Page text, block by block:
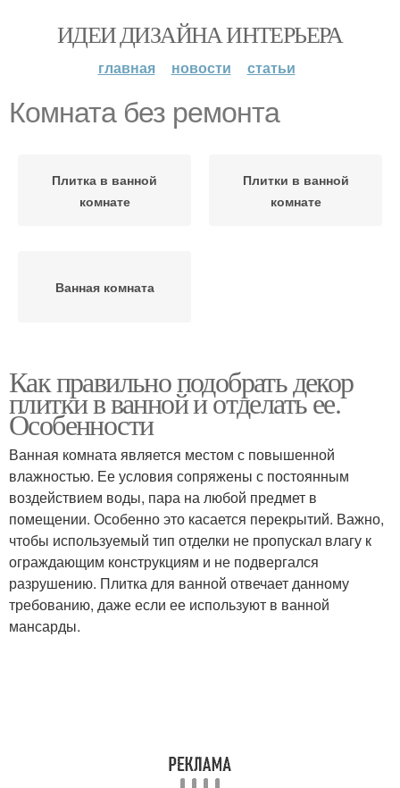
ИДЕИ ДИЗАЙНА ИНТЕРЬЕРА
главная новости статьи
Комната без ремонта
Плитка в ванной
комнате
Плитки в ванной
комнате
Ванная комната
Как правильно подобрать декор
плитки в ванной и отделать ее.
Особенности
Ванная комната является местом с повышенной
влажностью. Ее условия сопряжены с постоянным
воздействием воды, пара на любой предмет в
помещении. Особенно это касается перекрытий. Важно,
чтобы используемый тип отделки не пропускал влагу к
ограждающим конструкциям и не подвергался
разрушению. Плитка для ванной отвечает данному
требованию, даже если ее используют в ванной
мансарды.